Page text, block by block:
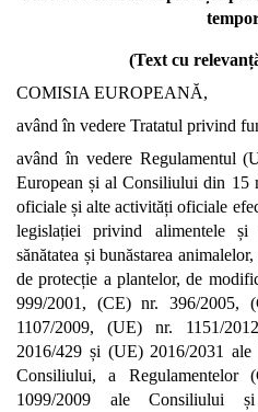
(Text cu
COMISIA EUROPEANĂ,
având în vedere Tratatul privind
având în vedere Regulamentul
European și al Consiliului din 15
oficiale și alte activități oficiale
legislației privind alimentele
sănătatea și bunăstarea
de protecție a plantelor, de
999/2001, (CE) nr. 396/2005,
1107/2009, (UE) nr. 1151/
2016/429 și (UE) 2016/2031 ale
Consiliului, a
1099/2009 ale Consiliului